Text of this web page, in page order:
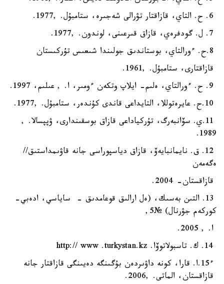
قازاقتارى، ستامبۇل. ,1961.
11.ي. سۆانبەرگ، تۇركياداعى قازاق بوسقىندارى، ۋپپسالا. ,
1989.
12. ق. نايمانبايەۆ، قازاق دياسپوراسى جانە قاۋىمداستىق//
ەگەمەن
قازاقستان- 2004.
13. التىن بەسىك، (ەل ارالىق قوعامدىق - ساياسي، ادەبي-
كوركەم جۋرنال) №5,
ا. , 2005.
ء15.ا. قارا، كونە داۋىردەن بۇگىنگە دەيىنگى قازاقتار جانە
قازاقستان، الماتى. ,2006.